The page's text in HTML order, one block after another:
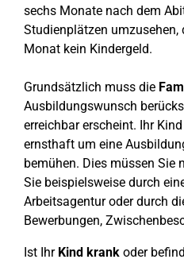
sechs Monate nach dem
Studienplätzen
Monat kein Kindergeld.
Grundsätzlich muss die
Ausbildungswunsch
erreichbar erscheint. Ihr
ernsthaft um eine
bemühen. Dies müssen Sie
Sie beispielsweise durch
Arbeitsagentur oder durch
Bewerbungen,
Ist IhrKind krank oder